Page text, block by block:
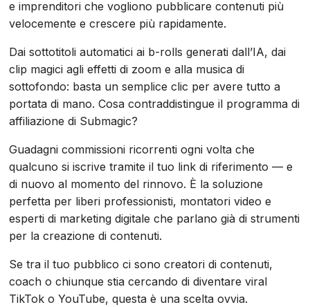
e imprenditori che vogliono pubblicare contenuti più
velocemente e crescere più rapidamente.
Dai sottotitoli automatici ai b-rolls generati dall’IA, dai
clip magici agli effetti di zoom e alla musica di
sottofondo: basta un semplice clic per avere tutto a
portata di mano. Cosa contraddistingue il programma di
affiliazione di Submagic?
Guadagni commissioni ricorrenti ogni volta che
qualcuno si iscrive tramite il tuo link di riferimento — e
di nuovo al momento del rinnovo. È la soluzione
perfetta per liberi professionisti, montatori video e
esperti di marketing digitale che parlano già di strumenti
per la creazione di contenuti.
Se tra il tuo pubblico ci sono creatori di contenuti,
coach o chiunque stia cercando di diventare viral
TikTok o YouTube, questa è una scelta ovvia.